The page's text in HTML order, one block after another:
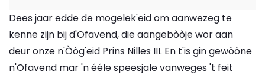
Dees jaar edde de mogelek'eid om aanwezeg te
kenne zijn bij d'Ofavend, die aangebòòje wor aan
deur onze n'Òòg'eid Prins Nilles III. En t'is gin gewòòne
n'Ofavend mar 'n ééle speesjale vanweges 't feit